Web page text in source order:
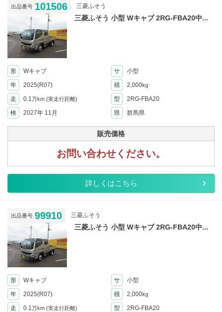
出品番号 101506 三菱ふそう
三菱ふそう 小型 Wキャブ 2RG-FBA20中...
形 Wキャブ サ
小型
年
2025(R07) 積 2,000kg
走 0.1 万km (実走行距離) 型
2RG-FBA20
検
2027年 11月 県 群馬県
販売価格
お問い合わせください。
詳しくはこちら
出品番号 99910 三菱ふそう
三菱ふそう 小型 Wキャブ 2RG-FBA20中...
形 Wキャブ サ
小型
年
2025(R07) 積 2,000kg
走 0.1 万km (実走行距離) 型
2RG-FBA20